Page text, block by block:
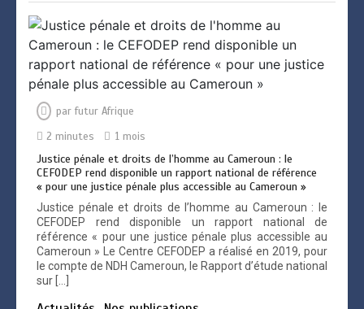
par futur Afrique
2 minutes
1 mois
Justice pénale et droits de l’homme au Cameroun : le
CEFODEP rend disponible un rapport national de référence
« pour une justice pénale plus accessible au Cameroun »
Justice pénale et droits de l’homme au Cameroun : le
CEFODEP rend disponible un rapport national de
référence « pour une justice pénale plus accessible au
Cameroun » Le Centre CEFODEP a réalisé en 2019, pour
le compte de NDH Cameroun, le Rapport d’étude national
sur […]